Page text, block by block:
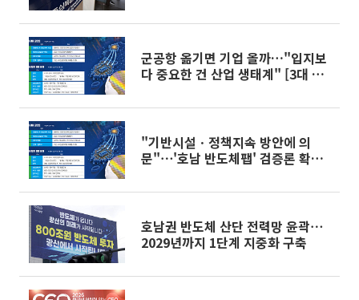
군공항 옮기면 기업 올까…"입지보
다 중요한 건 산업 생태계" [3대 메
"기반시설ㆍ정책지속 방안에 의
문"⋯'호남 반도체팹' 검증론 확산
호남권 반도체 산단 전력망 윤곽⋯
2029년까지 1단계 지중화 구축